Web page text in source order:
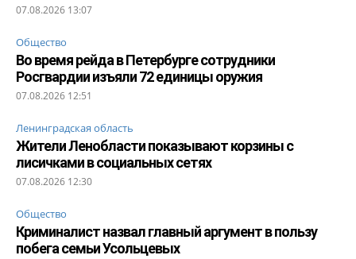
07.08.2026 13:07
Общество
Во время рейда в Петербурге сотрудники
Росгвардии изъяли 72 единицы оружия
07.08.2026 12:51
Ленинградская область
Жители Ленобласти показывают корзины с
лисичками в социальных сетях
07.08.2026 12:30
Общество
Криминалист назвал главный аргумент в пользу
побега семьи Усольцевых